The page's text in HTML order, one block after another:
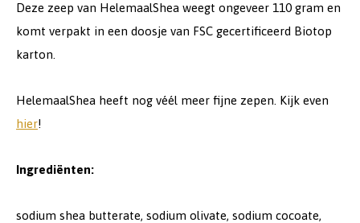
Deze zeep van HelemaalShea weegt ongeveer 110 gram en
komt verpakt in een doosje van FSC gecertificeerd Biotop
karton.
HelemaalShea heeft nog véél meer fijne zepen. Kijk even
hier!
Ingrediënten:
sodium shea butterate, sodium olivate, sodium cocoate,